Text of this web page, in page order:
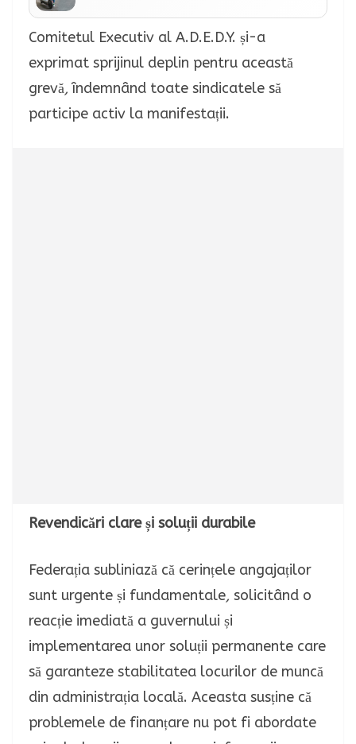
Comitetul Executiv al A.D.E.D.Y. și-a
exprimat sprijinul deplin pentru această
grevă,îndemnând toate sindicatele să
participe activ la manifestații.
Revendicări clare și soluții durabile
Federația subliniază că cerințele angajaților
sunt urgente și fundamentale, solicitând o
reacție imediată a guvernului și
implementarea unor soluții permanente care
să garanteze stabilitatea locurilor de muncă
din administrația locală. Aceasta susține că
problemele de finanțare nu pot fi abordate